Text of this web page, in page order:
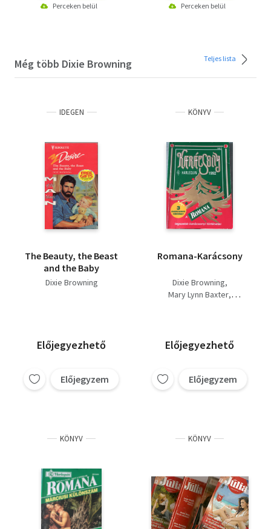
Perceken belül Perceken belül
Még több Dixie Browning Teljes lista
IDEGEN
The Beauty, the Beast
and the Baby
Dixie Browning
Előjegyezhető
Előjegyzem
KÖNYV
Romana-Karácsony
Dixie Browning
Mary Lynn Baxter
Előjegyezhető
Előjegyzem
KÖNYV KÖNYV